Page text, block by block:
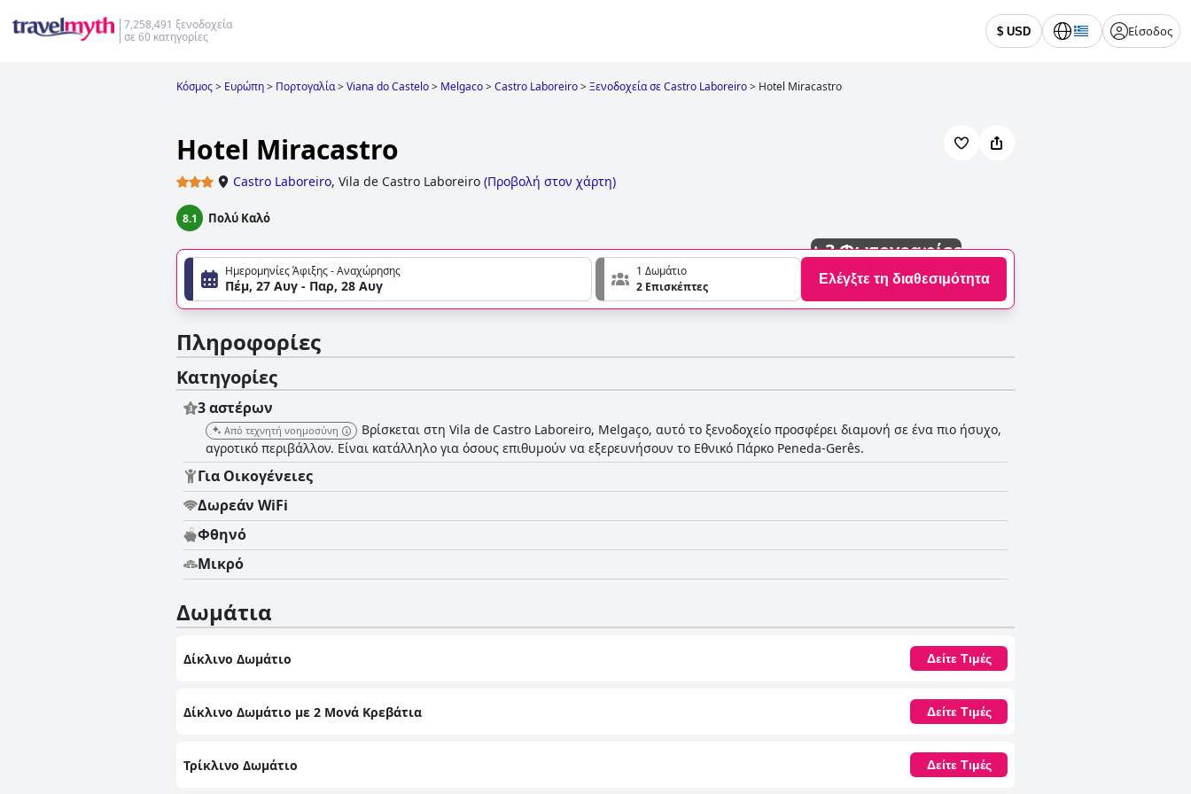
7,258,491 ξενοδοχεία
σε 60 κατηγορίες
$ USD Είσοδος
Κόσμος> Ευρώπη> Πορτογαλία>Viana do Castelo> Melgaco>Castro Laboreiro>Ξενοδοχεία σε Castro Laboreiro> Hotel Miracastro
Hotel Miracastro
Castro Laboreiro, Vila de Castro Laboreiro (Προβολή στον χάρτη)
8.1 Πολύ Καλό
+3 Φωτογραφίες
Ημερομηνίες Άφιξης - Αναχώρησης
Πέμ, 27 Αυγ - Παρ, 28 Αυγ
1 Δωμάτιο
2 Επισκέπτες
Ελέγξτε τη διαθεσιμότητα
Πληροφορίες
Κατηγορίες
3 αστέρων
Από τεχνητή νοημοσύνη
Βρίσκεται στη Vila de Castro Laboreiro, Melgaço, αυτό το ξενοδοχείο προσφέρει διαμονή σε ένα πιο ήσυχο,
αγροτικό περιβάλλον. Είναι κατάλληλο για όσους επιθυμούν να εξερευνήσουν το Εθνικό Πάρκο Peneda-Gerês.
Για Οικογένειες
Δωρεάν WiFi
Φθηνό
Μικρό
Δωμάτια
Δίκλινο Δωμάτιο Δείτε Τιμές
Δίκλινο Δωμάτιο με 2 Μονά Κρεβάτια Δείτε Τιμές
Τρίκλινο Δωμάτιο Δείτε Τιμές